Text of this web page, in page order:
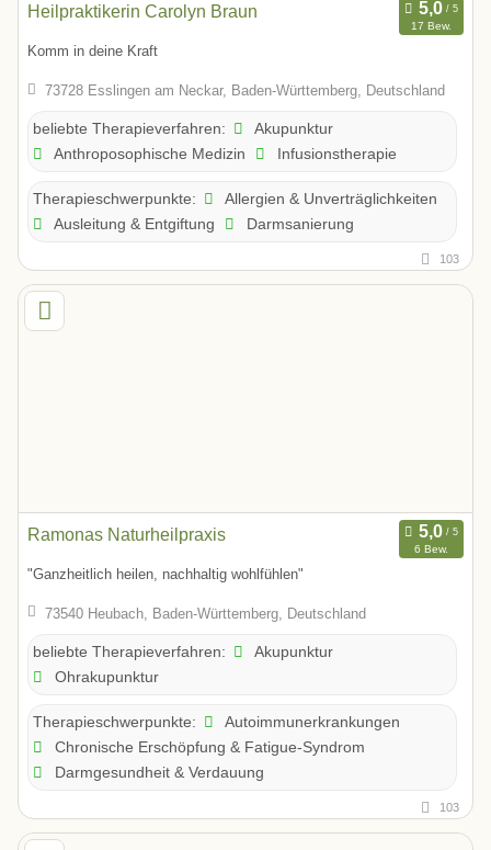
Heilpraktikerin Carolyn Braun
17 Bew.
Komm in deine Kraft
73728 Esslingen am Neckar, Baden-Württemberg, Deutschland
beliebte Therapieverfahren:
Akupunktur
Anthroposophische Medizin
Infusionstherapie
Therapieschwerpunkte:
Allergien & Unverträglichkeiten
Ausleitung & Entgiftung
Darmsanierung
103
Ramonas Naturheilpraxis
6 Bew.
"Ganzheitlich heilen, nachhaltig wohlfühlen"
73540 Heubach, Baden-Württemberg, Deutschland
beliebte Therapieverfahren:
Akupunktur
Ohrakupunktur
Therapieschwerpunkte:
Autoimmunerkrankungen
Chronische Erschöpfung & Fatigue-Syndrom
Darmgesundheit & Verdauung
103